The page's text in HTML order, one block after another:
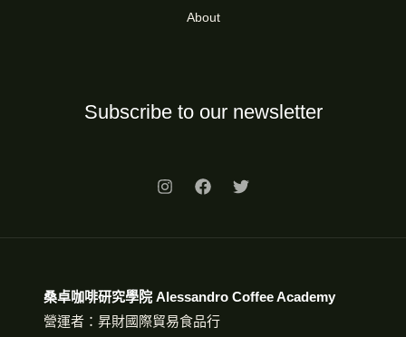
About
Subscribe to our newsletter
桑卓咖啡研究學院 Alessandro Coffee Academy
營運者：昇財國際貿易食品行